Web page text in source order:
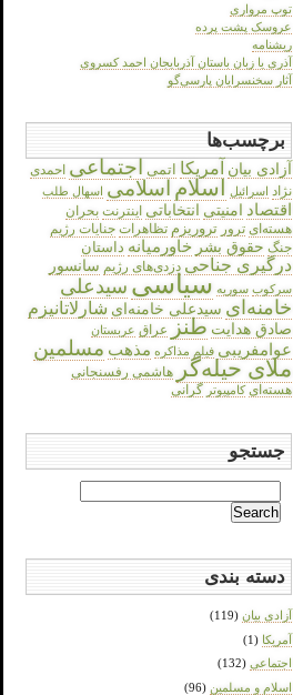
توپ مرواری
عروسک پشت پرده
ریشنامه
آذری یا زبان باستان آذربایجان احمد کسروی
آثار سخنسرایان پارسی‌گو
برچسب‌ها
آزادی بیان آمریکا اتمی اجتماعی احمدی
نژاد اسرائیل اسلام اسلامی اسهال طلب
اقتصاد امنیتی انتخاباتی اینترنت بحران
هسته‌ای ترور تروریزم تظاهرات جنایات رژیم
جنگ حقوق بشر خاورمیانه داستان
درگیری جناحی دزدی‌های رژیم سانسور
سرکوب سوریه سیاسی سیدعلی
خامنه‌ای سیدعلی خامنه‌ای شارلاتانیزم
صادق هدایت طنز عراق عربستان
عوامفریبی فیلم مذاکره مذهب مسلمین
ملای حیله‌گر
هاشمی رفسنجانی
هسته‌ای کامپیوتر گرانی
جستجو
for:
دسته بندی
آزادی بیان (119)
آمریکا (1)
اجتماعی (132)
اسلام و مسلمین (96)